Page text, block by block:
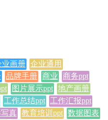
业画册 企业通用
品牌手册 商业
商务ppt
图片展示ppt 地产画册
工作总结ppt
工作汇报ppt
真 教育培训ppt 数据图表